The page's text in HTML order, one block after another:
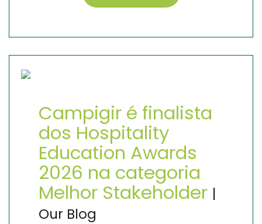
Campigir é finalista
dos Hospitality
Education Awards
2026 na categoria
Melhor Stakeholder |
Our Blog